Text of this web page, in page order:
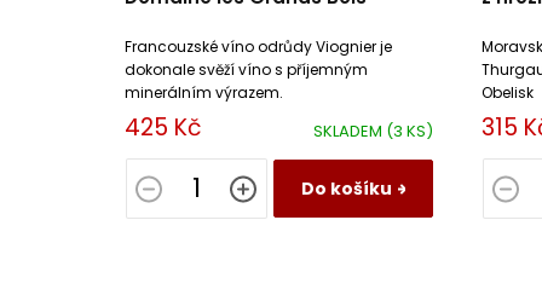
SKLADEM (3 KS)
425 Kč
Do košíku
Francouzské víno odrůdy Viognier je
dokonale svěží víno s příjemným
minerálním výrazem.
315
Obelisk